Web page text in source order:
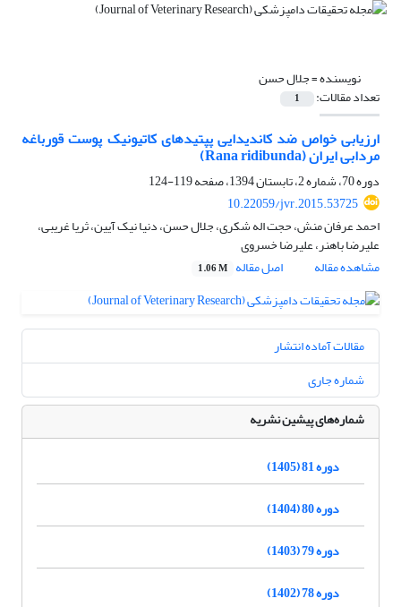
نویسنده =جلال حسن
تعداد مقالات: 1
ارزیابی خواص ضد کاندیدایی پپتیدهای کاتیونیک پوست قورباغه
مردابی ایران (Rana ridibunda)
دوره 70، شماره 2، تابستان 1394، صفحه
119-124
10.22059/jvr.2015.53725
احمد عرفان منش، حجت اله شکری، جلال حسن، دنیا نیک آیین، ثریا غریبی،
علیرضا باهنر، علیرضا خسروی
مشاهده مقاله
اصل مقاله 1.06 M
مقالات آماده انتشار
شماره جاری
شماره‌های پیشین نشریه
دوره 81 (1405)
دوره 80 (1404)
دوره 79 (1403)
دوره 78 (1402)